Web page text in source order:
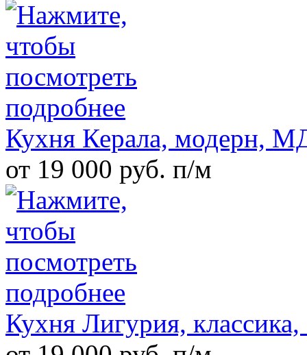
Кухня Керала, модерн,
от 19 000 руб. п/м
Кухня Лигурия,